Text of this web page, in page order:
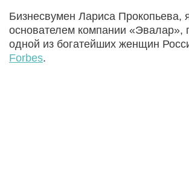
Бизнесвумен Лариса Прокопьева,
основателем компании «Эвалар»,
одной из богатейших женщин
Forbes.